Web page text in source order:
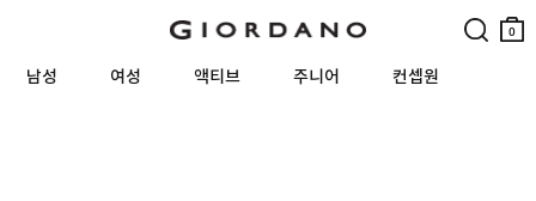
구니
0
남성 여성 액티브 주니어 컨셉원